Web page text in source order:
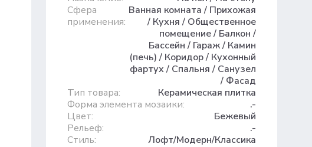
Сфера
применения:
Ванная комната / Прихожая
/ Кухня / Общественное
помещение / Балкон /
Бассейн / Гараж / Камин
(печь) / Коридор / Кухонный
фартух / Спальня / Санузел
/ Фасад
Тип товара:
Керамическая плитка
Форма элемента мозаики:
.-
Цвет:
Бежевый
Рельеф:
.-
Стиль:
Лофт/Модерн/Классика